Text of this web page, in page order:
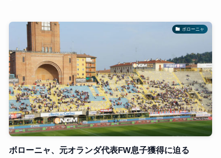
ボローニャ
ボローニャ、元オランダ代表FW息子獲得に迫る